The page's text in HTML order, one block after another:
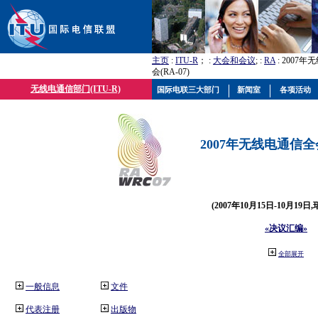
主页 : ITU-R ； : 大会和会议; : RA: 2007年
会(RA-07)
无线电通信部门(ITU-R)
2007年无线电通信
(2007年10月15日-10月19日,
«决议汇编»
全部展开
一般信息
代表注册
文件
出版物
国际电联三大部门 新闻室 各项活动